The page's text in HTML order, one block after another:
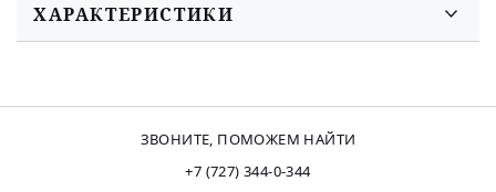
ХАРАКТЕРИСТИКИ
ЗВОНИТЕ, ПОМОЖЕМ НАЙТИ
+7 (727) 344-0-344